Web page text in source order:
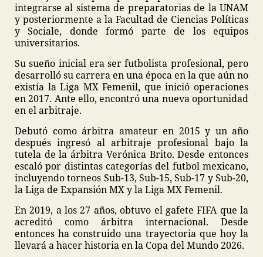
integrarse al sistema de preparatorias de la UNAM
y posteriormente a la Facultad de Ciencias Políticas
y Sociale, donde formó parte de los equipos
universitarios.
Su sueño inicial era ser futbolista profesional, pero
desarrolló su carrera en una época en la que aún no
existía la Liga MX Femenil, que inició operaciones
en 2017. Ante ello, encontró una nueva oportunidad
en el arbitraje.
Debutó como árbitra amateur en 2015 y un año
después ingresó al arbitraje profesional bajo la
tutela de la árbitra Verónica Brito. Desde entonces
escaló por distintas categorías del futbol mexicano,
incluyendo torneos Sub-13, Sub-15, Sub-17 y Sub-20,
la Liga de Expansión MX y la Liga MX Femenil.
En 2019, a los 27 años, obtuvo el gafete FIFA que la
acreditó como árbitra internacional. Desde
entonces ha construido una trayectoria que hoy la
llevará a hacer historia en la Copa del Mundo 2026.